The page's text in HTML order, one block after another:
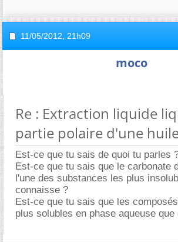
11/05/2012, 21h09
moco
Re : Extraction liquide
partie polaire d'une
Est-ce que tu sais de quoi tu parles
Est-ce que tu sais que le carbonate
l'une des substances les plus
connaisse ?
Est-ce que tu sais que les
plus solubles en phase aqueuse que